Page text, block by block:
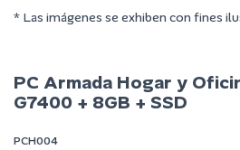
* Las imágenes se exhiben con fines
PC Armada Hogar y
G7400 + 8GB + SSD
PCH004